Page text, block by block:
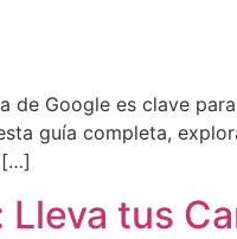
Google es clave
guía completa,
[…]
tus